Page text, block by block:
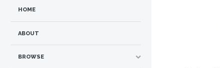
HOME
ABOUT
BROWSE